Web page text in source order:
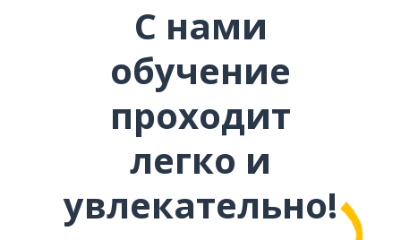
С нами
обучение
проходит
легко и
увлекательно!